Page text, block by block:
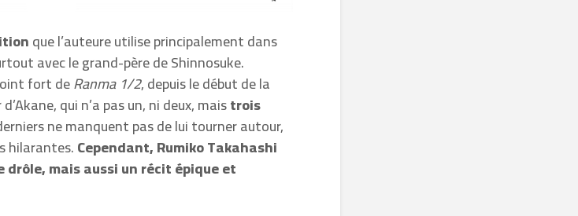
que l’auteure utilise principalement dans
avec le grand-père de Shinnosuke.
fort deRanma 1/2, depuis le début de la
qui n’a pas un, ni deux, maistrois
ne manquent pas de lui tourner autour,
hilarantes.Cependant, Rumiko Takahashi
drôle, mais aussi un récit épique et